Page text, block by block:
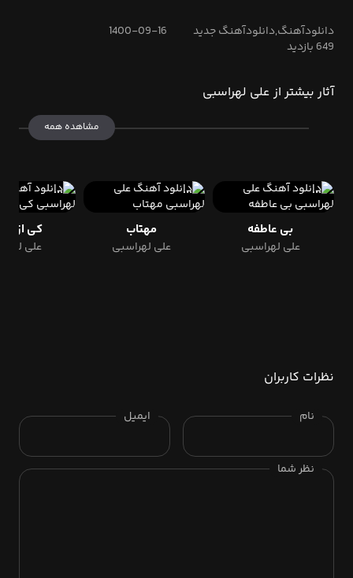
وای از تنهایی
شاید دیگه از یادت رفتم دارم از پا میفتم
ولی باز قلب من آروم نمیشه
تو که رفتی اون میمونه همیشه
هرکی میبینه منو میگه از دنیا سیره
وای از تنهایی
تو واسه من دنیایی
دانلودآهنگ,دانلودآهنگ جدید
1400-09-16
649 بازدید
آثار بیشتر از علی لهراسبی
مشاهده همه
بی عاطفه
علی لهراسبی
مهتاب
علی لهراسبی
کی از تو
علی
نظرات کاربران
نام ایمیل
نظر شما